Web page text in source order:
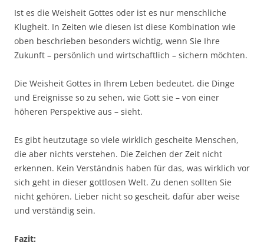
Ist es die Weisheit Gottes oder ist es nur menschliche
Klugheit. In Zeiten wie diesen ist diese Kombination wie
oben beschrieben besonders wichtig, wenn Sie Ihre
Zukunft – persönlich und wirtschaftlich – sichern möchten.
Die Weisheit Gottes in Ihrem Leben bedeutet, die Dinge
und Ereignisse so zu sehen, wie Gott sie – von einer
höheren Perspektive aus – sieht.
Es gibt heutzutage so viele wirklich gescheite Menschen,
die aber nichts verstehen. Die Zeichen der Zeit nicht
erkennen. Kein Verständnis haben für das, was wirklich vor
sich geht in dieser gottlosen Welt. Zu denen sollten Sie
nicht gehören. Lieber nicht so gescheit, dafür aber weise
und verständig sein.
Fazit: